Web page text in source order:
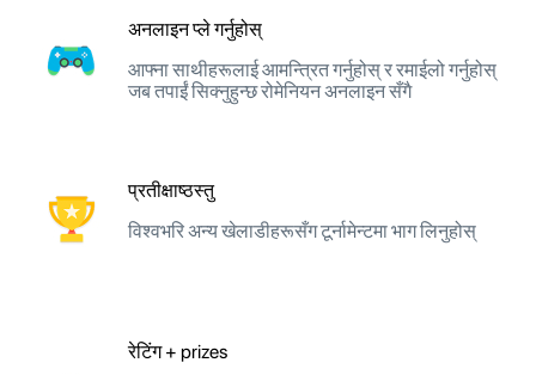
अनलाइन प्ले गर्नुहोस्
आफ्ना साथीहरूलाई आमन्त्रित गर्नुहोस् र रमाईलो गर्नुहोस्
जब तपाईं सिक्नुहुन्छ रोमेनियन अनलाइन सँगै
प्रतीक्षाष्ठस्तु
विश्वभरि अन्य खेलाडीहरूसँग टूर्नामेन्टमा भाग लिनुहोस्
रेटिंग + prizes